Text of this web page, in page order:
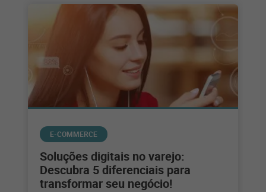
E-COMMERCE
Soluções digitais no varejo:
Descubra 5 diferenciais para
transformar seu negócio!